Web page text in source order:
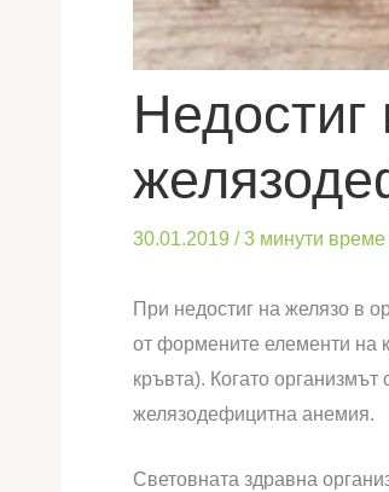
Недостиг
30.01.2019 /3 минути време
При недостиг на желязо в
от формените елементи на
кръвта). Когато организмът
желязодефицитна анемия.
Световната здравна